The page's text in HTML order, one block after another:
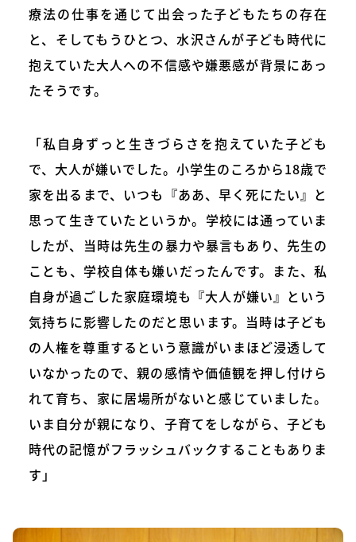
療法の仕事を通じて出会った子どもたちの存在
と、そしてもうひとつ、水沢さんが子ども時代に
抱えていた大人への不信感や嫌悪感が背景にあっ
たそうです。
「私自身ずっと生きづらさを抱えていた子ども
で、大人が嫌いでした。小学生のころから18歳で
家を出るまで、いつも『ああ、早く死にたい』と
思って生きていたというか。学校には通っていま
したが、当時は先生の暴力や暴言もあり、先生の
ことも、学校自体も嫌いだったんです。また、私
自身が過ごした家庭環境も『大人が嫌い』という
気持ちに影響したのだと思います。当時は子ども
の人権を尊重するという意識がいまほど浸透して
いなかったので、親の感情や価値観を押し付けら
れて育ち、家に居場所がないと感じていました。
いま自分が親になり、子育てをしながら、子ども
時代の記憶がフラッシュバックすることもありま
す」